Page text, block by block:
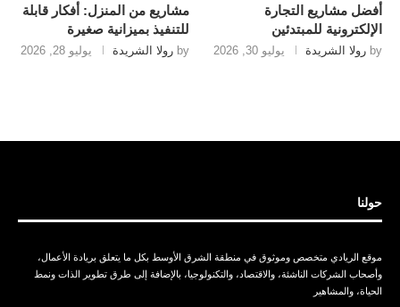
أفضل مشاريع التجارة
الإلكترونية للمبتدئين
by رولا الشريدة يوليو 30, 2026
مشاريع من المنزل: أفكار قابلة
للتنفيذ بميزانية صغيرة
by رولا الشريدة يوليو 28, 2026
حولنا
موقع الريادي متخصص وموثوق في منطقة الشرق الأوسط بكل ما يتعلق بريادة الأعمال،
وأصحاب الشركات الناشئة، والاقتصاد، والتكنولوجيا، بالإضافة إلى طرق تطوير الذات ونمط
الحياة، والمشاهير